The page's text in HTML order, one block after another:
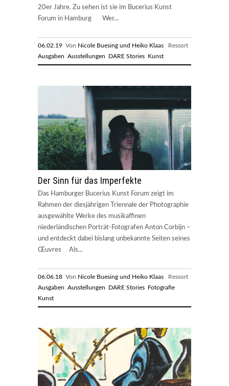
20er Jahre. Zu sehen ist sie im Bucerius Kunst
Forum in Hamburg Wer...
06.02.19 Von Nicole Buesing und Heiko Klaas Ressort
Ausgaben Ausstellungen DARE Stories Kunst
Der Sinn für das Imperfekte
Das Hamburger Bucerius Kunst Forum zeigt im
Rahmen der diesjährigen Triennale der Photographie
ausgewählte Werke des musikaffinen
niederländischen Porträt-Fotografen Anton Corbijn –
und entdeckt dabei bislang unbekannte Seiten seines
Œuvres Als...
06.06.18 Von Nicole Buesing und Heiko Klaas Ressort
Ausgaben Ausstellungen DARE Stories Fotografie
Kunst